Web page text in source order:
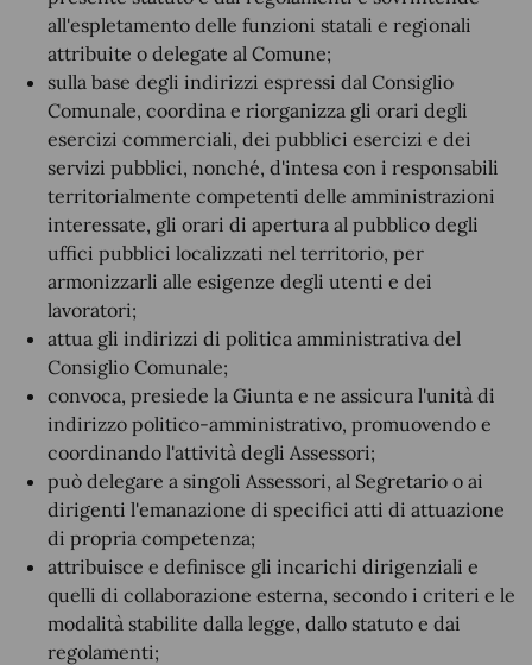
all'espletamento delle funzioni statali e regionali
attribuite o delegate al Comune;
sulla base degli indirizzi espressi dal Consiglio
Comunale, coordina e riorganizza gli orari degli
esercizi commerciali, dei pubblici esercizi e dei
servizi pubblici, nonché, d'intesa con i responsabili
territorialmente competenti delle amministrazioni
interessate, gli orari di apertura al pubblico degli
uffici pubblici localizzati nel territorio, per
armonizzarli alle esigenze degli utenti e dei
lavoratori;
attua gli indirizzi di politica amministrativa del
Consiglio Comunale;
convoca, presiede la Giunta e ne assicura l'unità di
indirizzo politico-amministrativo, promuovendo e
coordinando l'attività degli Assessori;
può delegare a singoli Assessori, al Segretario o ai
dirigenti l'emanazione di specifici atti di attuazione
di propria competenza;
attribuisce e definisce gli incarichi dirigenziali e
quelli di collaborazione esterna, secondo i criteri e le
modalità stabilite dalla legge, dallo statuto e dai
regolamenti;